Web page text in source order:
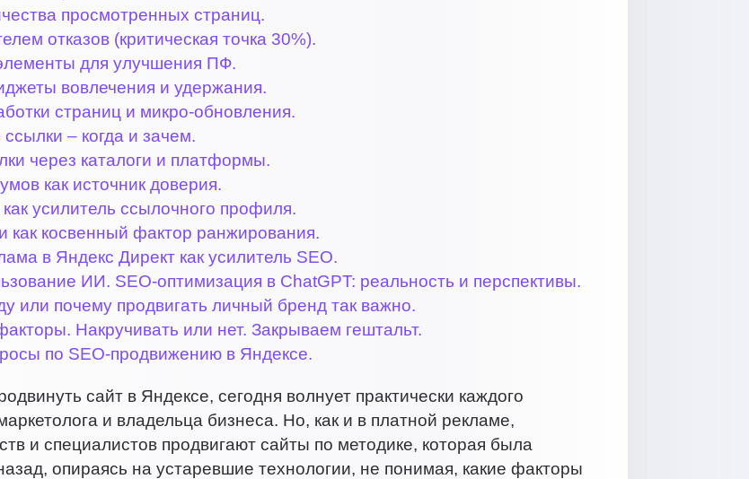
просмотренных страниц.
отказов (критическая точка 30%).
для улучшения ПФ.
вовлечения и удержания.
страниц и микро-обновления.
– когда и зачем.
через каталоги и платформы.
как источник доверия.
усилитель ссылочного профиля.
как косвенный фактор ранжирования.
в Яндекс Директ как усилитель SEO.
ИИ. SEO-оптимизация в ChatGPT: реальность и перспективы.
или почему продвигать личный бренд так важно.
Накручивать или нет. Закрываем гештальт.
по SEO-продвижению в Яндексе.
сайт в Яндексе, сегодня волнует практически каждого
и владельца бизнеса. Но, как и в платной рекламе,
и специалистов продвигают сайты по методике, которая была
опираясь на устаревшие технологии, не понимая, какие факторы